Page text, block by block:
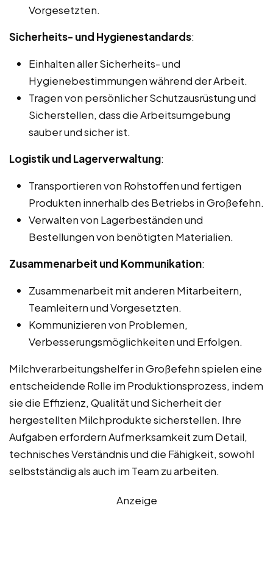
Vorgesetzten.
Sicherheits- und Hygienestandards:
Einhalten aller Sicherheits- und
Hygienebestimmungen während der Arbeit.
Tragen von persönlicher Schutzausrüstung und
Sicherstellen, dass die Arbeitsumgebung
sauber und sicher ist.
Logistik und Lagerverwaltung:
Transportieren von Rohstoffen und fertigen
Produkten innerhalb des Betriebs in Großefehn.
Verwalten von Lagerbeständen und
Bestellungen von benötigten Materialien.
Zusammenarbeit und Kommunikation:
Zusammenarbeit mit anderen Mitarbeitern,
Teamleitern und Vorgesetzten.
Kommunizieren von Problemen,
Verbesserungsmöglichkeiten und Erfolgen.
Milchverarbeitungshelfer in Großefehn spielen eine
entscheidende Rolle im Produktionsprozess, indem
sie die Effizienz, Qualität und Sicherheit der
hergestellten Milchprodukte sicherstellen. Ihre
Aufgaben erfordern Aufmerksamkeit zum Detail,
technisches Verständnis und die Fähigkeit, sowohl
selbstständig als auch im Team zu arbeiten.
Anzeige